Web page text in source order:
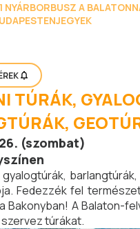
NYÁRBORBUSZ A
JEGYEK
TÚRÁK,
(szombat)
Fedezzék fel
Bakonyban! A Balaton-
túrákat.